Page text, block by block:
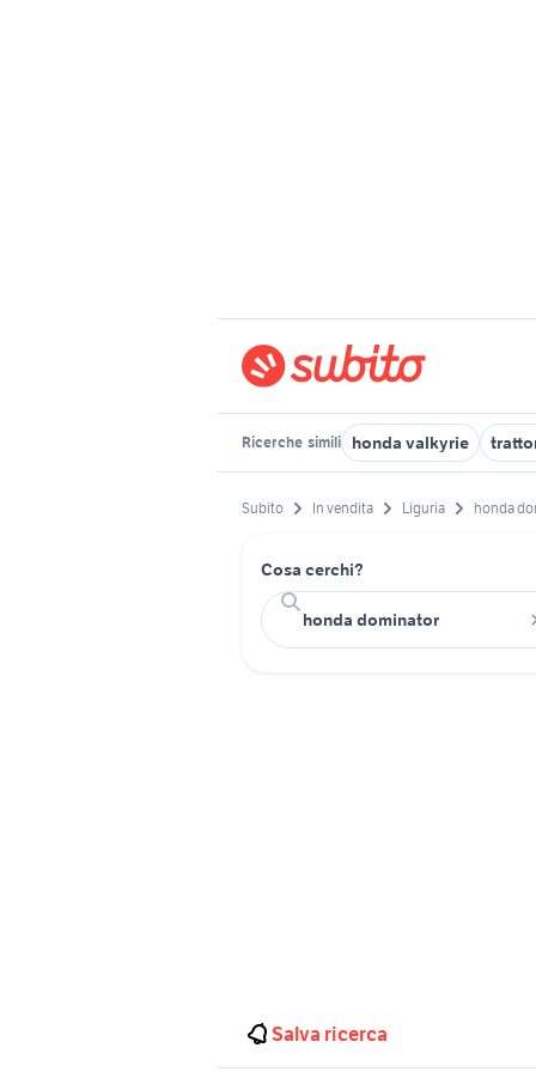
Ricerche simili honda valkyrie
Subito In vendita Liguria honda
Cosa cerchi?
Salva ricerca